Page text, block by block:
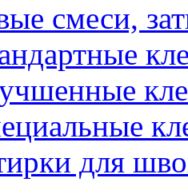
смеси,
для